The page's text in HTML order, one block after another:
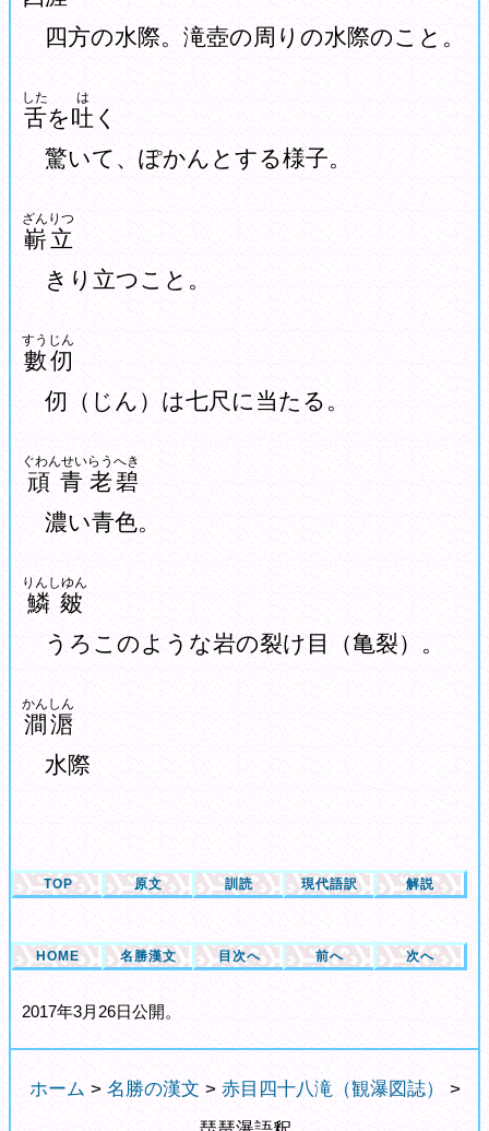
四方の水際。滝壺の周りの水際のこと。
舌
した
を吐
は
く
驚いて、ぽかんとする様子。
嶄立
ざんりつ
きり立つこと。
數仞
すうじん
仞（じん）は七尺に当たる。
頑青
ぐわんせい
老碧
らうへき
濃い青色。
鱗皴
りんしゆん
うろこのような岩の裂け目（亀裂）。
澗滣
かんしん
水際
TOP 原文 訓読 現代語訳 解説
HOME 名勝漢文 目次へ 前へ 次へ
2017年3月26日公開。
ホーム > 名勝の漢文 > 赤目四十八滝（観瀑図誌）
>